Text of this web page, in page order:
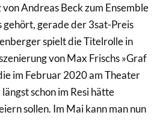
Andreas Beck zum Ensemble
gehört, gerade der 3sat-Preis
spielt die Titelrolle in
von Max Frischs »Graf
im Februar 2020 am Theater
schon im Resi hätte
sollen. Im Mai kann man nun